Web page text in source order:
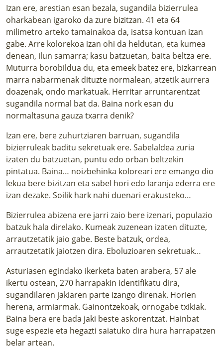
Izan ere, arestian esan bezala, sugandila bizierrulea
oharkabean igaroko da zure bizitzan. 41 eta 64
milimetro arteko tamainakoa da, isatsa kontuan izan
gabe. Arre kolorekoa izan ohi da heldutan, eta kumea
denean, ilun samarra; kasu batzuetan, baita beltza ere.
Muturra borobildua du, eta emeek batez ere, bizkarrean
marra nabarmenak dituzte normalean, atzetik aurrera
doazenak, ondo markatuak. Herritar arruntarentzat
sugandila normal bat da. Baina nork esan du
normaltasuna gauza txarra denik?
Izan ere, bere zuhurtziaren barruan, sugandila
bizierruleak baditu sekretuak ere. Sabelaldea zuria
izaten du batzuetan, puntu edo orban beltzekin
pintatua. Baina… noizbehinka koloreari ere emango dio
lekua bere bizitzan eta sabel hori edo laranja ederra ere
izan dezake. Soilik hark nahi duenari erakusteko…
Bizierrulea abizena ere jarri zaio bere izenari, populazio
batzuk hala direlako. Kumeak zuzenean izaten dituzte,
arrautzetatik jaio gabe. Beste batzuk, ordea,
arrautzetatik jaiotzen dira. Eboluzioaren sekretuak…
Asturiasen egindako ikerketa baten arabera, 57 ale
ikertu ostean, 270 harrapakin identifikatu dira,
sugandilaren jakiaren parte izango direnak. Horien
herena, armiarmak. Gainontzekoak, ornogabe txikiak.
Baina bera ere bada jaki beste askorentzat. Hainbat
suge espezie eta hegazti saiatuko dira hura harrapatzen
belar artean.